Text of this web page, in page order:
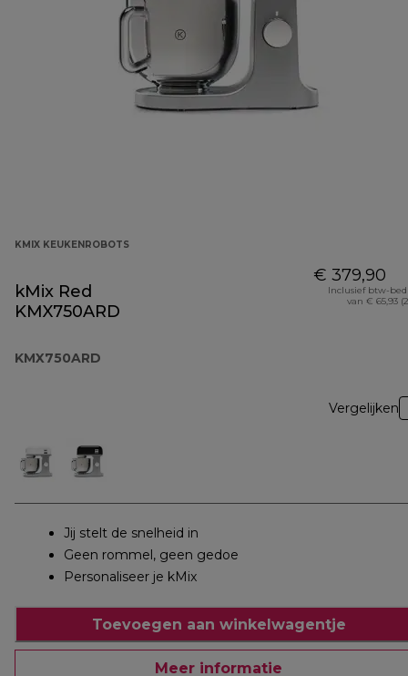
KMIX KEUKENROBOTS
kMix Red
KMX750ARD
KMX750ARD
€ 379,90
Inclusief btw-
van € 65,93
Vergelijken
Jij stelt de snelheid in
Geen rommel, geen gedoe
Personaliseer je kMix
Toevoegen aan winkelwagentje
Meer informatie